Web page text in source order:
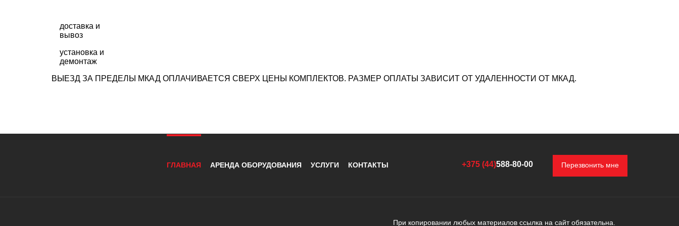
доставка и
вывоз
установка и
демонтаж
ВЫЕЗД ЗА ПРЕДЕЛЫ МКАД ОПЛАЧИВАЕТСЯ СВЕРХ ЦЕНЫ КОМПЛЕКТОВ. РАЗМЕР ОПЛАТЫ ЗАВИСИТ ОТ УДАЛЕННОСТИ ОТ МКАД.
ГЛАВНАЯ АРЕНДА ОБОРУДОВАНИЯ УСЛУГИ КОНТАКТЫ +375 (44)588-80-00 Перезвонить мне
При копировании любых материалов ссылка на сайт обязательна.